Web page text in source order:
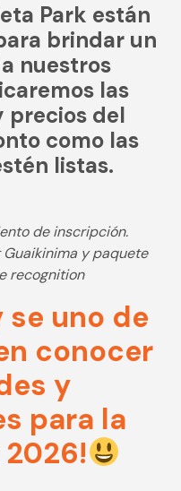
Park están
brindar un
nuestros
las
precios del
como las
listas.
de inscripción.
y paquete
recognition
se uno de
conocer
y
para la